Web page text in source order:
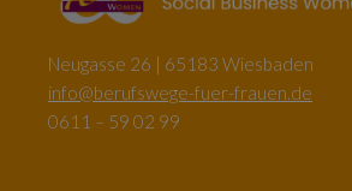
Neugasse 26 | 65183 Wiesbaden
info@berufswege-fuer-frauen.de
0611 – 59 02 99